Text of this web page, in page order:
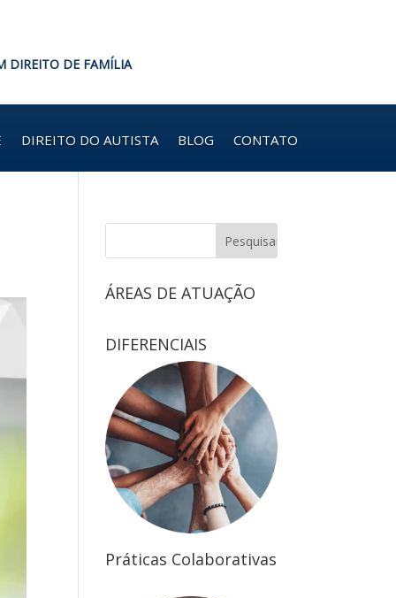
DIREITO DE FAMÍLIA
DIREITO DO AUTISTA BLOG CONTATO
ÁREAS DE ATUAÇÃO
DIFERENCIAIS
Práticas Colaborativas